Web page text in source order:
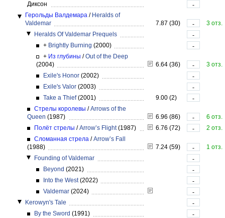
Диксон
-
Герольды Валдемара / Heralds of
Valdemar
7.87 (30) -
3 отз.
Heralds Of Valdemar Prequels
-
+ Brightly Burning (2000)
-
+ Из глубины /Out of the Deep
(2004)
6.64 (36) -
3 отз.
Exile's Honor (2002)
-
Exile's Valor (2003)
-
Take a Thief(2001) 9.00 (2)
-
Стрелы королевы /Arrows of the
Queen (1987) 6.96 (86) -
6 отз.
Полёт стрелы /Arrow’s Flight(1987) 6.76 (72) -
2 отз.
Сломанная стрела /Arrow’s Fall
(1988)
7.24 (59) -
1 отз.
Founding of Valdemar
-
Beyond (2021)
-
Into the West(2022)
-
Valdemar (2024)
-
Kerowyn's Tale
-
By the Sword (1991)
-